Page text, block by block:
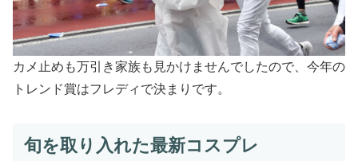
カメ止めも万引き家族も見かけませんでしたので、今年の
トレンド賞はフレディで決まりです。
旬を取り入れた最新コスプレ